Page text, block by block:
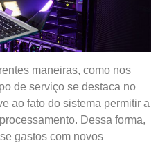
maneiras, como nos
de serviço se destaca no
ao fato do sistema permitir a
Dessa forma,
gastos com novos